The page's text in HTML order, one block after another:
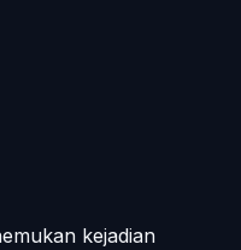
kejadian